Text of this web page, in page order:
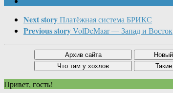
Next storyПлатёжная система БРИКС
Previous storyVolDeMaar — Запад и Восток
Привет, гость!